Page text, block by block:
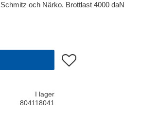
och Närko. Brottlast 4000 daN
Lägg till i favoriter
I lager
804118041